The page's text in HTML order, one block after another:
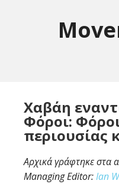
Χαβάη
Φόροι:
περιουσίας
Αρχικά γράφτηκε στα
Managing Editor:Ian